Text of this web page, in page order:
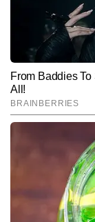
भी
सहज
हैं।